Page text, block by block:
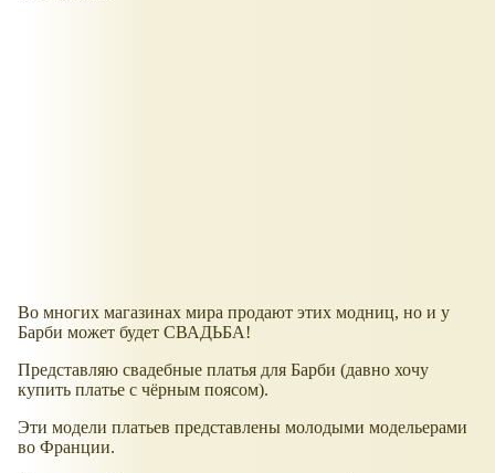
Во многих магазинах мира продают этих модниц, но и у
Барби может будет СВАДЬБА!
Представляю свадебные платья для Барби (давно хочу
купить платье с чёрным поясом).
Эти модели платьев представлены молодыми модельерами
во Франции.